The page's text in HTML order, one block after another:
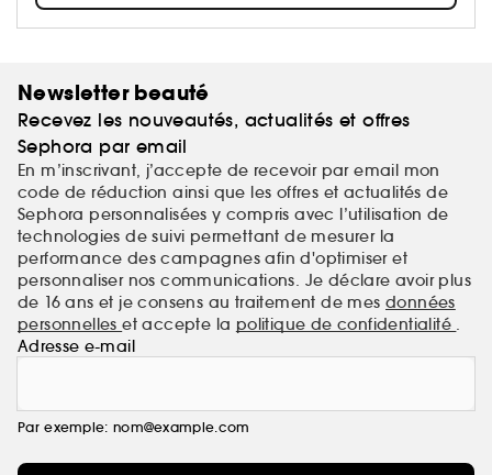
Newsletter beauté
Recevez les nouveautés, actualités et offres
Sephora par email
En m’inscrivant, j’accepte de recevoir par email mon
code de réduction ainsi que les offres et actualités de
Sephora personnalisées y compris avec l’utilisation de
technologies de suivi permettant de mesurer la
performance des campagnes afin d'optimiser et
personnaliser nos communications. Je déclare avoir plus
de 16 ans et je consens au traitement de mes données
personnelleset accepte la politique de confidentialité .
Adresse e-mail
Par exemple: nom@example.com